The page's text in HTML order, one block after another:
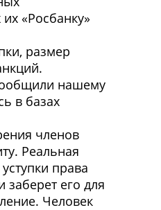
«Росбанку»
размер
нашему
в базах
членов
Реальная
права
его для
Человек